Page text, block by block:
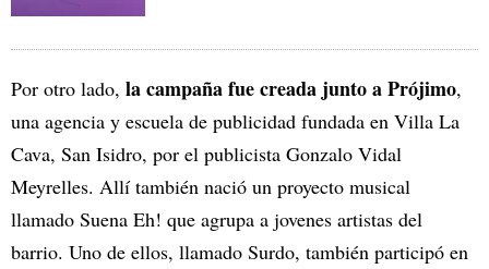
Por otro lado, la campaña fue creada junto a Prójimo,
una agencia y escuela de publicidad fundada en Villa La
Cava, San Isidro, por el publicista Gonzalo Vidal
Meyrelles. Allí también nació un proyecto musical
llamado Suena Eh! que agrupa a jovenes artistas del
barrio. Uno de ellos, llamado Surdo, también participó en